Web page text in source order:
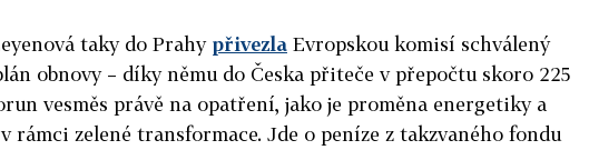
taky do Prahy přivezla Evropskou komisí schválený
obnovy – díky němu do Česka přiteče v přepočtu skoro 225
vesměs právě na opatření, jako je proměna energetiky a
rámci zelené transformace. Jde o peníze z takzvaného fondu